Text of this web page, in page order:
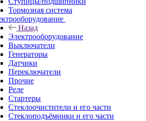
Тормозная система
Назад
Электрооборудование
Выключатели
Генераторы
Датчики
Переключатели
Прочие
Реле
Стартеры
Стеклоочистители и его части
Стеклоподъёмники и его части